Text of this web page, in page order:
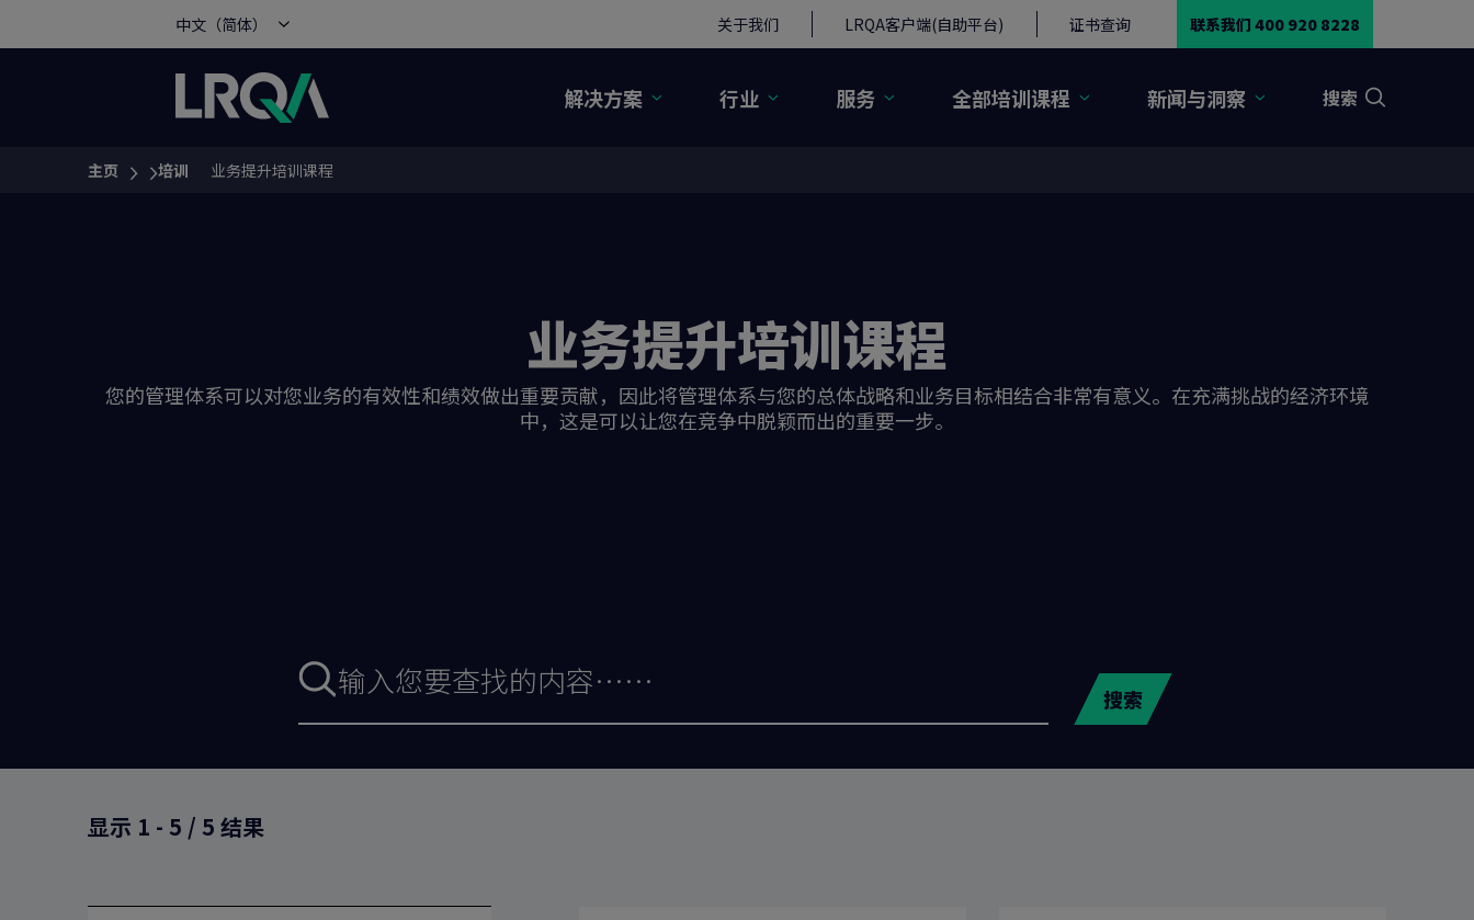
中文（简体） 关于我们 LRQA客户端(自助平台) 证书查询 联系我们 400 920 8228
解决方案 行业 服务 全部培训课程 新闻与洞察 搜索
You are here:主页 培训 业务提升培训课程
业务提升培训课程
您的管理体系可以对您业务的有效性和绩效做出重要贡献，因此将管理体系与您的总体战略和业务目标相结合非常有意义。在充满挑战的经济环境
中，这是可以让您在竞争中脱颖而出的重要一步。
索
表
格
搜索
显示 1 - 5 / 5 结果